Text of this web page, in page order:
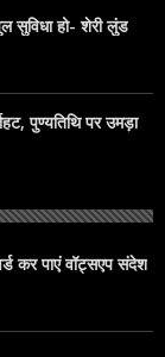
सुविधा हो- शेरी लुंड
पुण्यतिथि पर उमड़ा
कर पाएं वॉट्सएप संदेश